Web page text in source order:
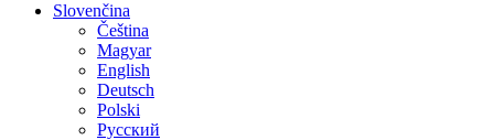
Slovenčina
Čeština
Magyar
English
Deutsch
Polski
Русский